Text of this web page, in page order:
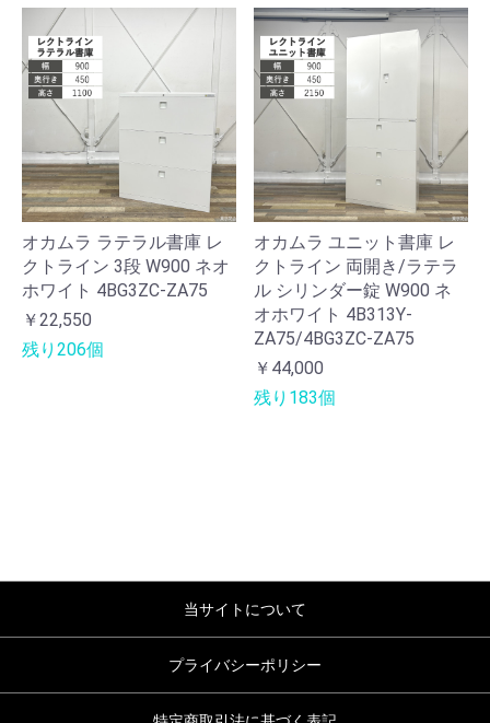
オカムラ ラテラル書庫 レ
クトライン 3段 W900 ネオ
ホワイト 4BG3ZC-ZA75
￥22,550
残り206個
オカムラ ユニット書庫 レ
クトライン 両開き/ラテラ
ル シリンダー錠 W900 ネ
オホワイト 4B313Y-
ZA75/4BG3ZC-ZA75
￥44,000
残り183個
当サイトについて
プライバシーポリシー